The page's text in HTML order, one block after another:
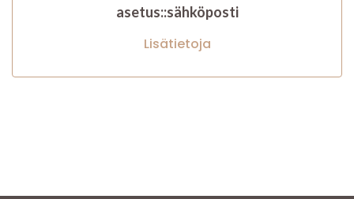
asetus::sähköposti
Lisätietoja